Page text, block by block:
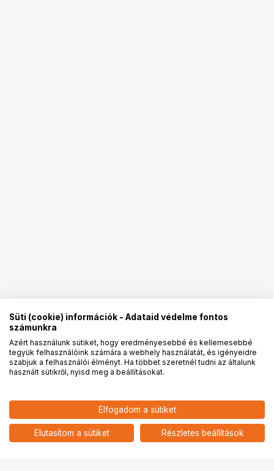
Insta360 Flow 2 Pro hordtáska
add
PROpartnerségek
Süti (cookie) információk - Adataid védelme fontos
számunkra
Azért használunk sütiket, hogy eredményesebbé és kellemesebbé
tegyük felhasználóink számára a webhely használatát, és igényeidre
szabjuk a felhasználói élményt. Ha többet szeretnél tudni az általunk
használt sütikről, nyisd meg a beállításokat.
Elfogadom a sütiket
Elutasítom a sütiket Részletes beállítások